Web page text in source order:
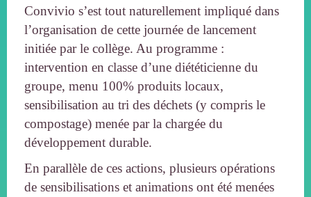
Convivio s’est tout naturellement impliqué dans
l’organisation de cette journée de lancement
initiée par le collège. Au programme :
intervention en classe d’une diététicienne du
groupe, menu 100% produits locaux,
sensibilisation au tri des déchets (y compris le
compostage) menée par la chargée du
développement durable.
En parallèle de ces actions, plusieurs opérations
de sensibilisations et animations ont été menées